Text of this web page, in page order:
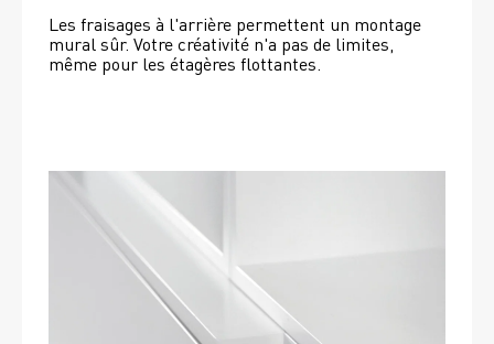
Les fraisages à l'arrière permettent un montage
mural sûr. Votre créativité n'a pas de limites,
même pour les étagères flottantes.